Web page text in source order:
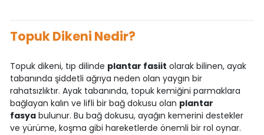
Topuk Dikeni Nedir?
Topuk dikeni, tıp dilinde plantar fasiit olarak bilinen, ayak
tabanında şiddetli ağrıya neden olan yaygın bir
rahatsızlıktır. Ayak tabanında, topuk kemiğini parmaklara
bağlayan kalın ve lifli bir bağ dokusu olan plantar
fasyabulunur. Bu bağ dokusu, ayağın kemerini destekler
ve yürüme, koşma gibi hareketlerde önemli bir rol oynar.